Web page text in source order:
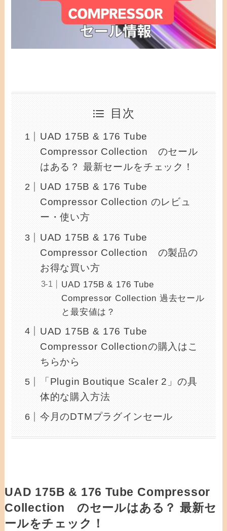
目次
UAD 175B & 176 Tube
Compressor Collection のセール
はある？ 最新セールをチェック！
UAD 175B & 176 Tube
Compressor Collection のレビュ
ー・使い方
UAD 175B & 176 Tube
Compressor Collection の製品の
お得な買い方
UAD 175B & 176 Tube
Compressor Collection 過去セール
と最安値は？
UAD 175B & 176 Tube
Compressor Collectionの購入はこ
ちらから
「Plugin Boutique Scaler 2」の具
体的な購入方法
今月のDTMプラグインセール
UAD 175B & 176 Tube Compressor
Collection のセールはある？ 最新セ
ールをチェック！